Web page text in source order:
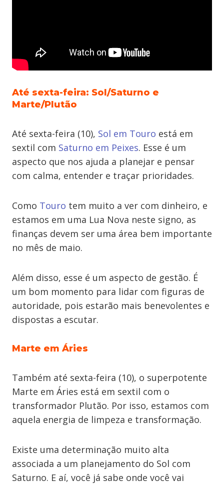
Até sexta-feira: Sol/Saturno e
Marte/Plutão
Até sexta-feira (10), Sol em Touro está em
sextil com Saturno em Peixes. Esse é um
aspecto que nos ajuda a planejar e pensar
com calma, entender e traçar prioridades.
Como Touro tem muito a ver com dinheiro, e
estamos em uma Lua Nova neste signo, as
finanças devem ser uma área bem importante
no mês de maio.
Além disso, esse é um aspecto de gestão. É
um bom momento para lidar com figuras de
autoridade, pois estarão mais benevolentes e
dispostas a escutar.
Marte em Áries
Também até sexta-feira (10), o superpotente
Marte em Áries está em sextil com o
transformador Plutão. Por isso, estamos com
aquela energia de limpeza e transformação.
Existe uma determinação muito alta
associada a um planejamento do Sol com
Saturno. E aí, você já sabe onde você vai